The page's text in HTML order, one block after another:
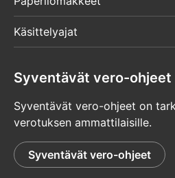
Käsittelyajat
Syventävät vero-ohjeet
Syventävät vero-ohjeet on
verotuksen ammattilaisille.
Syventävät vero-ohjeet